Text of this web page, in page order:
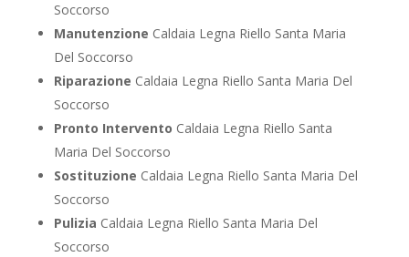
Soccorso
Manutenzione Caldaia Legna Riello Santa Maria
Del Soccorso
Riparazione Caldaia Legna Riello Santa Maria Del
Soccorso
Pronto Intervento Caldaia Legna Riello Santa
Maria Del Soccorso
Sostituzione Caldaia Legna Riello Santa Maria Del
Soccorso
Pulizia Caldaia Legna Riello Santa Maria Del
Soccorso